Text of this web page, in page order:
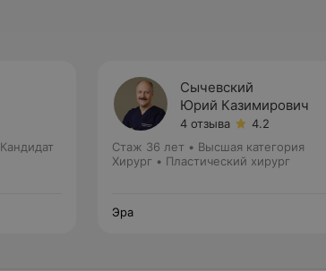
Кандидат
Сычевский
Юрий Казимирович
4 отзыва
4.2
Стаж 36 лет • Высшая категория
Хирург • Пластический хирург
Эра